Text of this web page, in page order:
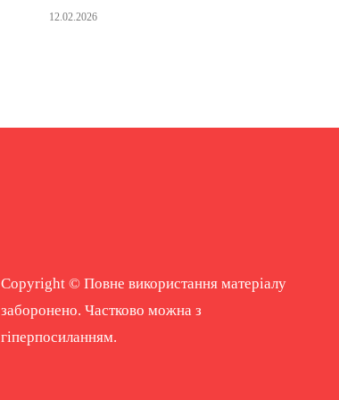
12.02.2026
Copyright © Повне використання матеріалу
заборонено. Частково можна з
гіперпосиланням.